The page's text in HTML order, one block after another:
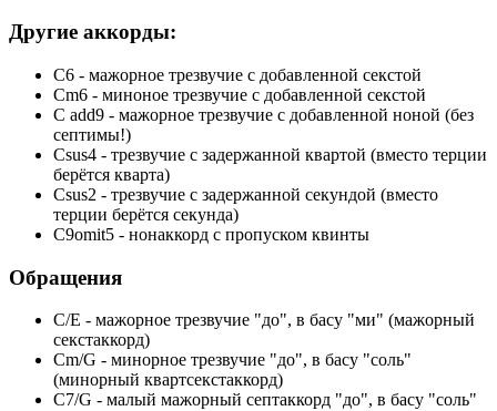
Другие аккорды:
C6 - мажорное трезвучие с добавленной секстой
Cm6 - миноное трезвучие с добавленной секстой
С add9 - мажорное трезвучие с добавленной ноной (без
септимы!)
Csus4 - трезвучие с задержанной квартой (вместо терции
берётся кварта)
Csus2 - трезвучие с задержанной секундой (вместо
терции берётся секунда)
C9omit5 - нонаккорд с пропуском квинты
Обращения
C/E - мажорное трезвучие "до", в басу "ми" (мажорный
секстаккорд)
Cm/G - минорное трезвучие "до", в басу "соль"
(минорный квартсекстаккорд)
C7/G - малый мажорный септаккорд "до", в басу "соль"